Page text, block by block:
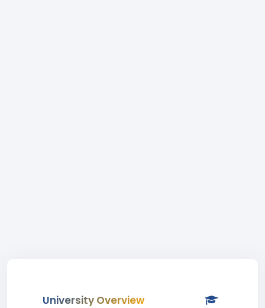
University Overview